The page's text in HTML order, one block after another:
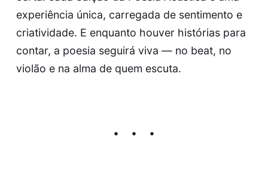
experiência única, carregada de sentimento e
criatividade. E enquanto houver histórias para
contar, a poesia seguirá viva — no beat, no
violão e na alma de quem escuta.